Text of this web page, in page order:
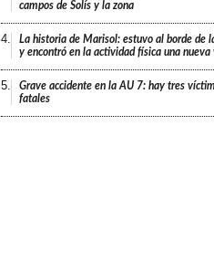
campos de Solís y la zona
4.
La historia de Marisol: estuvo al borde de
y encontró en la actividad física una nueva
5.
Grave accidente en la AU 7: hay tres
fatales